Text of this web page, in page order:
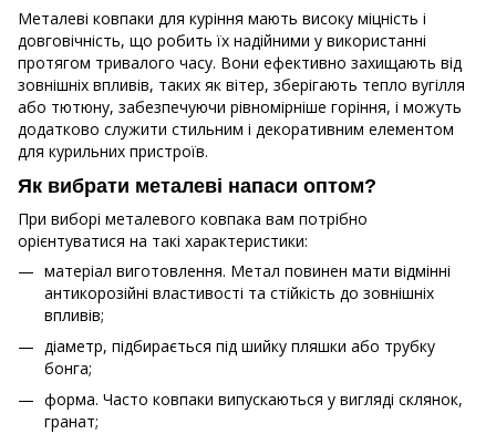
Металеві ковпаки для куріння мають високу міцність і
довговічність, що робить їх надійними у використанні
протягом тривалого часу. Вони ефективно захищають від
зовнішніх впливів, таких як вітер, зберігають тепло вугілля
або тютюну, забезпечуючи рівномірніше горіння, і можуть
додатково служити стильним і декоративним елементом
для курильних пристроїв.
Як вибрати металеві напаси оптом?
При виборі металевого ковпака вам потрібно
орієнтуватися на такі характеристики:
матеріал виготовлення. Метал повинен мати відмінні
антикорозійні властивості та стійкість до зовнішніх
впливів;
діаметр, підбирається під шийку пляшки або трубку
бонга;
форма. Часто ковпаки випускаються у вигляді склянок,
гранат;